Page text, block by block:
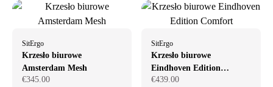
SitErgo
Krzesło biurowe
Amsterdam Mesh
€345.00
SitErgo
Krzesło biurowe
Eindhoven Edition
Comfort
€439.00